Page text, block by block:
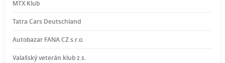
MTX Klub
Tatra Cars Deutschland
Autobazar FANA CZ s.r.o.
Valašský veterán klub z.s.